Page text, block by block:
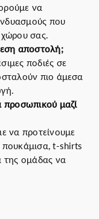
να
που
χώρου σας.
αποστολή;
ποδιές σε
πιο άμεσα
προσωπικού μαζί
να προτείνουμε
πουκάμισα, t-shirts
της ομάδας να